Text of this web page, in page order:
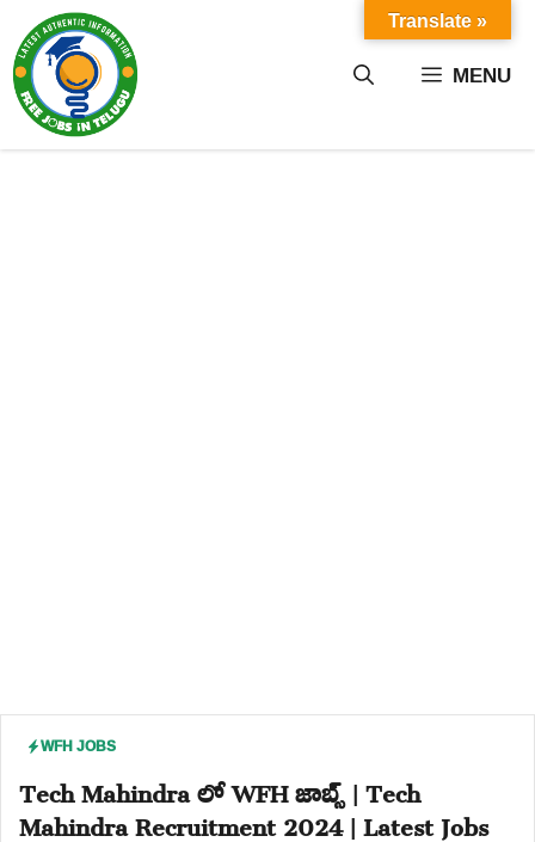
content MENU
WFH JOBS
Tech Mahindra లో WFH జాబ్స్ | Tech
Mahindra Recruitment 2024 | Latest Jobs
Translate »